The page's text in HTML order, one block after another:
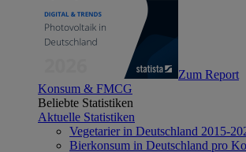
Zum Report
Konsum & FMCG
Beliebte Statistiken
Aktuelle Statistiken
Vegetarier in Deutschland 2015-
Bierkonsum in Deutschland pro